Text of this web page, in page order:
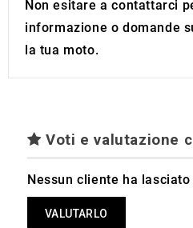
Non esitare a contattarci
informazione o domande
la tua moto.
Voti e valutazione
Nessun cliente ha
VALUTARLO